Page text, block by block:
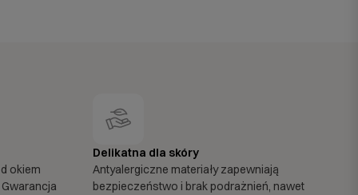
okiem
Delikatna dla skóry
Antyalergiczne materiały zapewniają
bezpieczeństwo i brak podrażnień, nawet